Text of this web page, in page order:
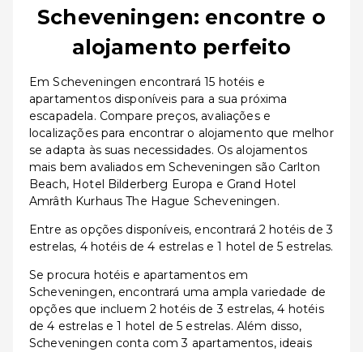
Scheveningen: encontre o
alojamento perfeito
Em Scheveningen encontrará 15 hotéis e
apartamentos disponíveis para a sua próxima
escapadela. Compare preços, avaliações e
localizações para encontrar o alojamento que melhor
se adapta às suas necessidades. Os alojamentos
mais bem avaliados em Scheveningen são Carlton
Beach, Hotel Bilderberg Europa e Grand Hotel
Amrâth Kurhaus The Hague Scheveningen.
Entre as opções disponíveis, encontrará 2 hotéis de 3
estrelas, 4 hotéis de 4 estrelas e 1 hotel de 5 estrelas.
Se procura hotéis e apartamentos em
Scheveningen, encontrará uma ampla variedade de
opções que incluem 2 hotéis de 3 estrelas, 4 hotéis
de 4 estrelas e 1 hotel de 5 estrelas. Além disso,
Scheveningen conta com 3 apartamentos, ideais